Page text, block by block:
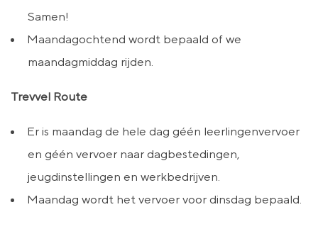
Samen!
Maandagochtend wordt bepaald of we
maandagmiddag rijden.
Trevvel Route
Er is maandag de hele dag géén leerlingenvervoer
en géén vervoer naar dagbestedingen,
jeugdinstellingen en werkbedrijven.
Maandag wordt het vervoer voor dinsdag bepaald.